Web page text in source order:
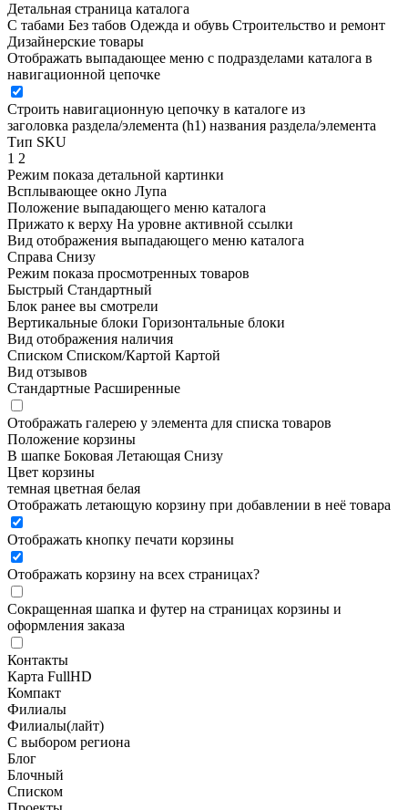
Детальная страница каталога
С табами Без табов Одежда и обувь Строительство и ремонт
Дизайнерские товары
Отображать выпадающее меню с подразделами каталога в
навигационной цепочке
Строить навигационную цепочку в каталоге из
заголовка раздела/элемента (h1) названия раздела/элемента
Тип SKU
1 2
Режим показа детальной картинки
Всплывающее окно Лупа
Положение выпадающего меню каталога
Прижато к верху На уровне активной ссылки
Вид отображения выпадающего меню каталога
Справа Снизу
Режим показа просмотренных товаров
Быстрый Стандартный
Блок ранее вы смотрели
Вертикальные блоки Горизонтальные блоки
Вид отображения наличия
Списком Списком/Картой Картой
Вид отзывов
Стандартные Расширенные
Отображать галерею у элемента для списка товаров
Положение корзины
В шапке Боковая Летающая Снизу
Цвет корзины
темная цветная белая
Отображать летающую корзину при добавлении в неё товара
Отображать кнопку печати корзины
Отображать корзину на всех страницах?
Сокращенная шапка и футер на страницах корзины и
оформления заказа
Контакты
Карта FullHD
Компакт
Филиалы
Филиалы(лайт)
С выбором региона
Блог
Блочный
Списком